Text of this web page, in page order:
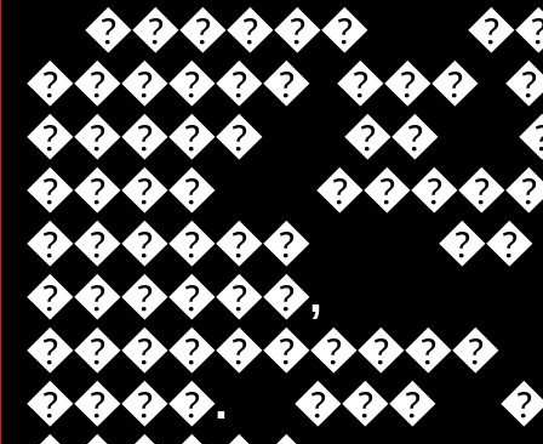
������
������ ���
����� ��
����
������
����. ���